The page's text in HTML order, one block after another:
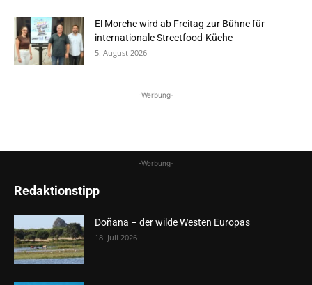
El Morche wird ab Freitag zur Bühne für
internationale Streetfood-Küche
5. August 2026
-Werbung-
-Werbung-
Redaktionstipp
Doñana – der wilde Westen Europas
18. Juli 2026